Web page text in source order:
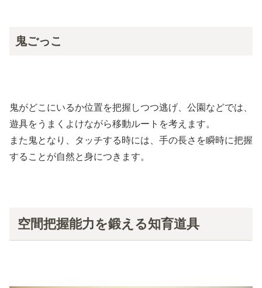
鬼ごっこ
鬼がどこにいるか位置を把握しつつ逃げ、公園などでは、
遊具をうまくよけながら移動ルートを考えます。
また鬼となり、タッチする時には、手の長さを瞬時に把握
することが自然と身につきます。
空間把握能力を鍛える知育道具